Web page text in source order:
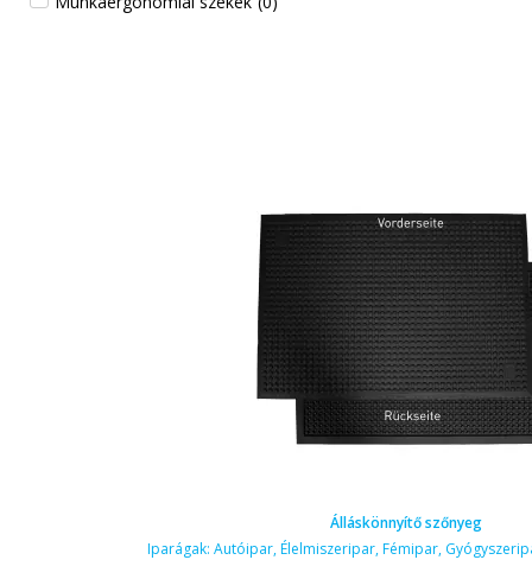
Álláskönnyítő szőnyeg
Iparágak: Autóipar,Élelmiszeripar,Fémipar,